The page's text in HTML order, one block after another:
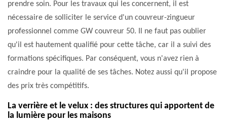
prendre soin. Pour les travaux qui les concernent, il est
nécessaire de solliciter le service d'un couvreur-zingueur
professionnel comme GW couvreur 50. Il ne faut pas oublier
qu'il est hautement qualifié pour cette tâche, car il a suivi des
formations spécifiques. Par conséquent, vous n'avez rien à
craindre pour la qualité de ses tâches. Notez aussi qu'il propose
des prix très compétitifs.
La verrière et le velux : des structures qui apportent de
la lumière pour les maisons